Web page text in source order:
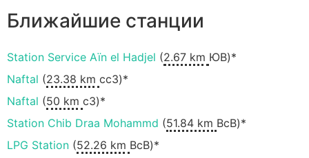
Ближайшие станции
Station Service Aïn el Hadjel (2.67 km ЮВ)*
Naftal (23.38 km ccЗ)*
Naftal (50 km сЗ)*
Station Chib Draa Mohammd (51.84 km ВсВ)*
LPG Station (52.26 km ВсВ)*